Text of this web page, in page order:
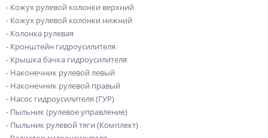
- Кожух рулевой колонки верхний
- Кожух рулевой колонки нижний
- Колонка рулевая
- Кронштейн гидроусилителя
- Крышка бачка гидроусилителя
- Наконечник рулевой левый
- Наконечник рулевой правый
- Насос гидроусилителя (ГУР)
- Пыльник (рулевое управление)
- Пыльник рулевой тяги (Комплект)